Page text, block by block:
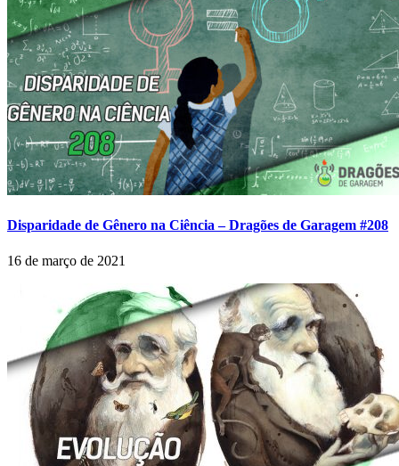
Disparidade de Gênero na Ciência – Dragões de Garagem #208
16 de março de 2021